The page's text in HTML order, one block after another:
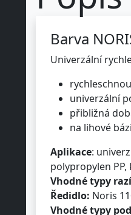
Barva
Univerzální
univerzální
přibližná
na lihové bázi
Aplikace:
polypropylen PP,
Vhodné typy
Ředidlo: Noris
Vhodné typy